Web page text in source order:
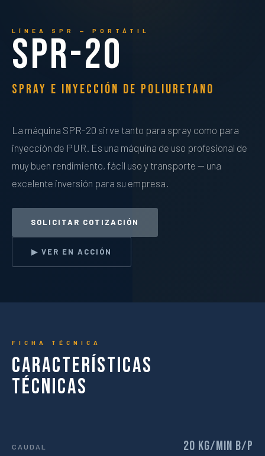
LÍNEA SPR — PORTÁTIL
SPR-20
Spray e Inyección de Poliuretano
La máquina SPR-20 sirve tanto para spray como para
inyección de PUR. Es una máquina de uso profesional de
muy buen rendimiento, fácil uso y transporte — una
excelente inversión para su empresa.
SOLICITAR COTIZACIÓN
▶ VER EN ACCIÓN
FICHA TÉCNICA
Características
Técnicas
CAUDAL 20 kg/min B/P